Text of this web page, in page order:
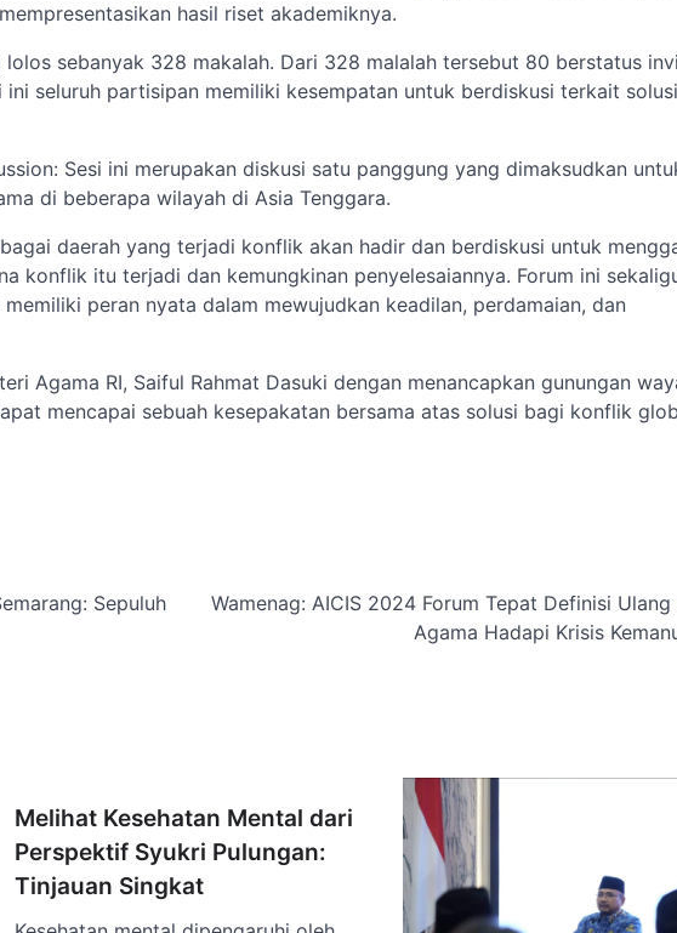
hasil riset akademiknya.
sebanyak 328 makalah. Dari 328 malalah tersebut 80 berstatus
ini seluruh partisipan memiliki kesempatan untuk berdiskusi terkait
Sesi ini merupakan diskusi satu panggung yang dimaksudkan
di beberapa wilayah di Asia Tenggara.
daerah yang terjadi konflik akan hadir dan berdiskusi untuk
konflik itu terjadi dan kemungkinan penyelesaiannya. Forum ini
peran nyata dalam mewujudkan keadilan, perdamaian, dan
Agama RI, Saiful Rahmat Dasuki dengan menancapkan gunungan
mencapai sebuah kesepakatan bersama atas solusi bagi konflik
Sepuluh
Wamenag: AICIS 2024 Forum Tepat Definisi Ulang
Agama Hadapi Krisis
Melihat Kesehatan Mental dari
Perspektif Syukri Pulungan:
Tinjauan Singkat